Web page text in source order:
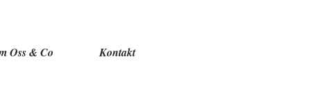
Oss & Co Kontakt